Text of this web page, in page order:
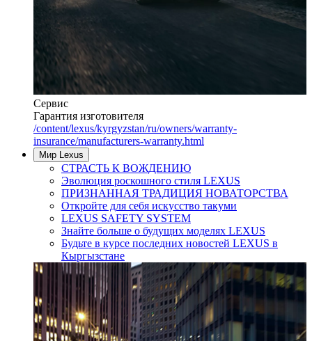
Сервис
Гарантия изготовителя
/content/lexus/kyrgyzstan/ru/owners/warranty-
insurance/manufacturers-warranty.html
Мир Lexus
СТРАСТЬ К ВОЖДЕНИЮ
Эволюция роскошного стиля LEXUS
ПРИЗНАННАЯ ТРАДИЦИЯ НОВАТОРСТВА
Откройте для себя искусство такуми
LEXUS SAFETY SYSTEM
Знайте больше о будущих моделях LEXUS
Будьте в курсе последних новостей LEXUS в
Кыргызстане